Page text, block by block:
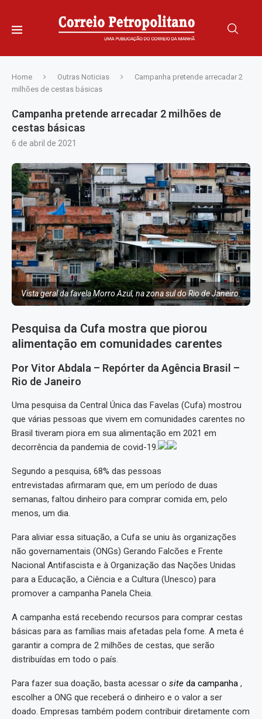
Home Outras Noticias
Campanha pretende arrecadar 2
milhões de cestas básicas
Campanha pretende arrecadar 2 milhões de
cestas básicas
6 de abril de 2021
Vista geral da favela Morro Azul, na zona sul do Rio de Janeiro.
Pesquisa da Cufa mostra que piorou
alimentação em comunidades carentes
Por Vitor Abdala – Repórter da Agência Brasil –
Rio de Janeiro
Uma pesquisa da Central Única das Favelas (Cufa) mostrou
que várias pessoas que vivem em comunidades carentes no
Brasil tiveram piora em sua alimentação em 2021 em
decorrência da pandemia de covid-19.
Segundo a pesquisa, 68% das pessoas
entrevistadas afirmaram que, em um período de duas
semanas, faltou dinheiro para comprar comida em, pelo
menos, um dia.
Para aliviar essa situação, a Cufa se uniu às organizações
não governamentais (ONGs) Gerando Falcões e Frente
Nacional Antifascista e à Organização das Nações Unidas
para a Educação, a Ciência e a Cultura (Unesco) para
promover a campanha Panela Cheia.
A campanha está recebendo recursos para comprar cestas
básicas para as famílias mais afetadas pela fome. A meta é
garantir a compra de 2 milhões de cestas, que serão
distribuídas em todo o país.
Para fazer sua doação, basta acessar o site da campanha ,
escolher a ONG que receberá o dinheiro e o valor a ser
doado. Empresas também podem contribuir diretamente com